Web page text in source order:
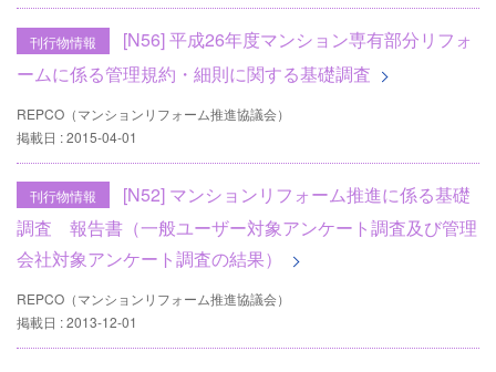
刊行物情報
[N56] 平成26年度マンション専有部分リフォ
ームに係る管理規約・細則に関する基礎調査
REPCO（マンションリフォーム推進協議会）
掲載日 : 2015-04-01
刊行物情報
[N52] マンションリフォーム推進に係る基礎
調査 報告書（一般ユーザー対象アンケート調査及び管理
会社対象アンケート調査の結果）
REPCO（マンションリフォーム推進協議会）
掲載日 : 2013-12-01